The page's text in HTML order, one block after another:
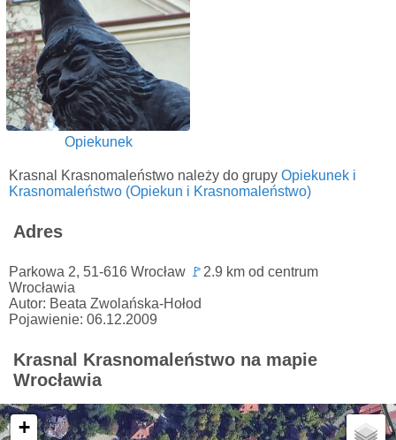
Opiekunek
Krasnal Krasnomaleństwo należy do grupy Opiekunek i
Krasnomaleństwo (Opiekun i Krasnomaleństwo)
Adres
Parkowa 2, 51-616 Wrocław 🚩 2.9 km od centrum
Wrocławia
Autor: Beata Zwolańska-Hołod
Pojawienie: 06.12.2009
Krasnal Krasnomaleństwo na mapie
Wrocławia
+